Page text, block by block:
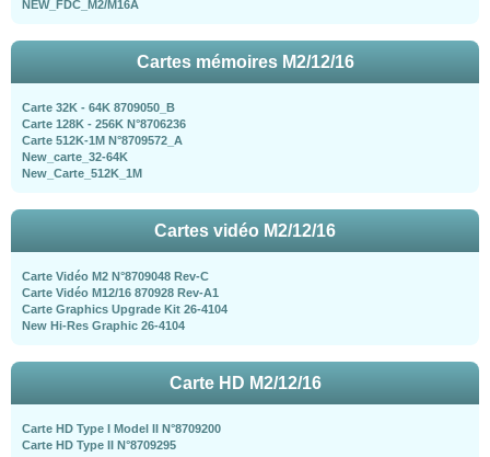
NEW_FDC_M2/M16A
Cartes mémoires M2/12/16
Carte 32K - 64K 8709050_B
Carte 128K - 256K N°8706236
Carte 512K-1M N°8709572_A
New_carte_32-64K
New_Carte_512K_1M
Cartes vidéo M2/12/16
Carte Vidéo M2 N°8709048 Rev-C
Carte Vidéo M12/16 870928 Rev-A1
Carte Graphics Upgrade Kit 26-4104
New Hi-Res Graphic 26-4104
Carte HD M2/12/16
Carte HD Type I Model II N°8709200
Carte HD Type II N°8709295